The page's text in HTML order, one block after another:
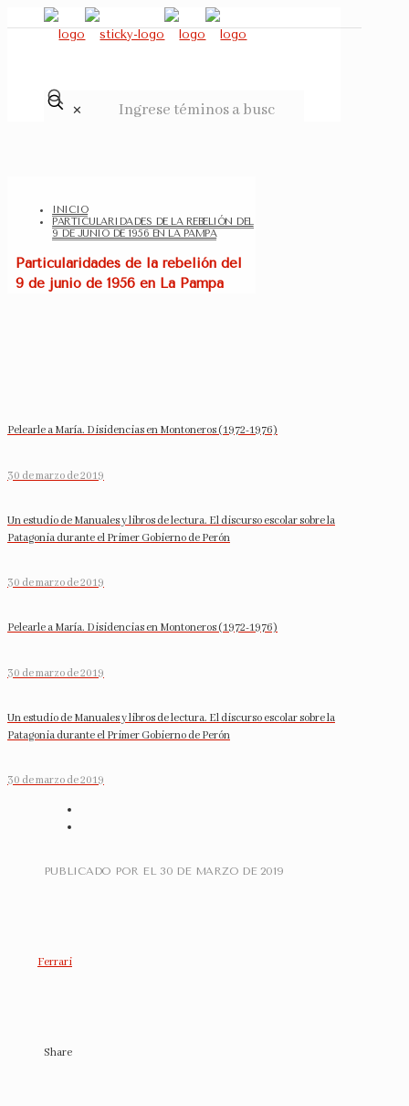
✕
Particularidades de la rebelión del
9 de junio de 1956 en La Pampa
INICIO
PARTICULARIDADES DE LA REBELIÓN DEL
9 DE JUNIO DE 1956 EN LA PAMPA
Pelearle a María. Disidencias en Montoneros (1972-1976)
30 de marzo de 2019
Un estudio de Manuales y libros de lectura. El discurso escolar sobre la
Patagonia durante el Primer Gobierno de Perón
30 de marzo de 2019
Pelearle a María. Disidencias en Montoneros (1972-1976)
30 de marzo de 2019
Un estudio de Manuales y libros de lectura. El discurso escolar sobre la
Patagonia durante el Primer Gobierno de Perón
30 de marzo de 2019
PUBLICADO POR EL 30 DE MARZO DE 2019
Ferrari
Share